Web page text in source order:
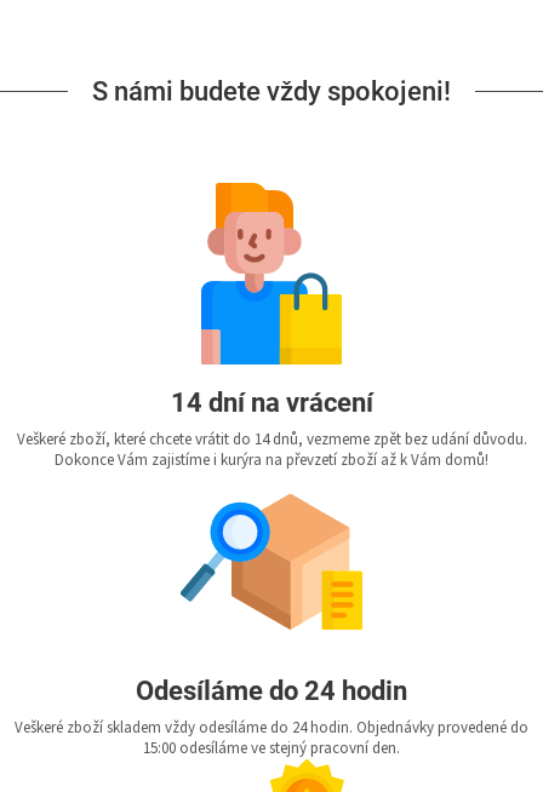
S námi budete vždy spokojeni!
14 dní na vrácení
Veškeré zboží, které chcete vrátit do 14 dnů, vezmeme zpět bez udání důvodu.
Dokonce Vám zajistíme i kurýra na převzetí zboží až k Vám domů!
Odesíláme do 24 hodin
Veškeré zboží skladem vždy odesíláme do 24 hodin. Objednávky provedené do
15:00 odesíláme ve stejný pracovní den.